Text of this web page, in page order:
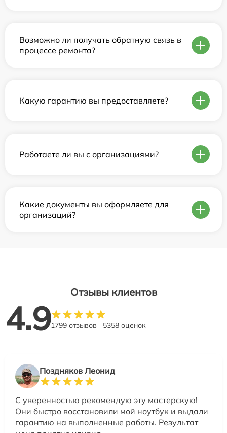
Возможно ли получать обратную связь в
процессе ремонта?
Какую гарантию вы предоставляете?
Работаете ли вы с организациями?
Какие документы вы оформляете для
организаций?
Отзывы клиентов
4.91799 отзывов 5358 оценок
Поздняков Леонид
С уверенностью рекомендую эту мастерскую!
Они быстро восстановили мой ноутбук и выдали
гарантию на выполненные работы. Результат